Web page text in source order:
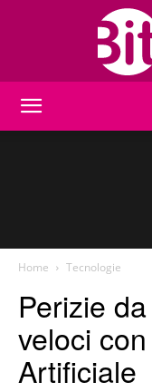
Home Tecnologie
Perizie
veloci
Artificiale